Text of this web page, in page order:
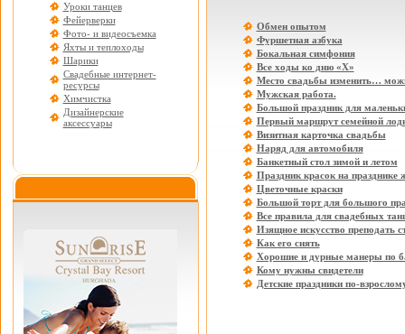
Уроки танцев
Фейерверки
Фото- и видеосъемка
Яхты и теплоходы
Шарики
Свадебные интернет-
ресурсы
Химчистка
Дизайнерские
аксессуары
Обмен опытом
Фуршетная азбука
Бокальная симфония
Все ходы ко дню «Х»
Место свадьбы изменить…
Мужская работа.
Большой праздник для
Первый маршрут семейной
Визитная карточка свадьбы
Наряд для автомобиля
Банкетный стол зимой и летом
Праздник красок на празднике
Цветочные краски
Большой торт для большого
Все правила для свадебных
Изящное искусство преподать
Как его снять
Хорошие и дурные манеры по
Кому нужны свидетели
Детские праздники по-